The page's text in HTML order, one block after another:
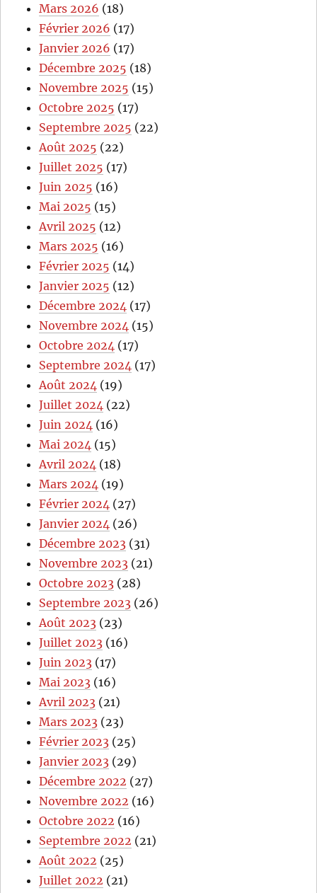
Mars 2026 (18)
Février 2026 (17)
Janvier 2026 (17)
Décembre 2025 (18)
Novembre 2025 (15)
Octobre 2025 (17)
Septembre 2025 (22)
Août 2025 (22)
Juillet 2025 (17)
Juin 2025 (16)
Mai 2025 (15)
Avril 2025 (12)
Mars 2025 (16)
Février 2025 (14)
Janvier 2025 (12)
Décembre 2024 (17)
Novembre 2024 (15)
Octobre 2024 (17)
Septembre 2024 (17)
Août 2024 (19)
Juillet 2024 (22)
Juin 2024 (16)
Mai 2024 (15)
Avril 2024 (18)
Mars 2024 (19)
Février 2024 (27)
Janvier 2024 (26)
Décembre 2023 (31)
Novembre 2023 (21)
Octobre 2023 (28)
Septembre 2023 (26)
Août 2023 (23)
Juillet 2023 (16)
Juin 2023 (17)
Mai 2023 (16)
Avril 2023 (21)
Mars 2023 (23)
Février 2023 (25)
Janvier 2023 (29)
Décembre 2022 (27)
Novembre 2022 (16)
Octobre 2022 (16)
Septembre 2022 (21)
Août 2022 (25)
Juillet 2022 (21)